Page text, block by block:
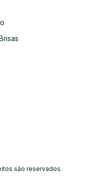
são reservados.